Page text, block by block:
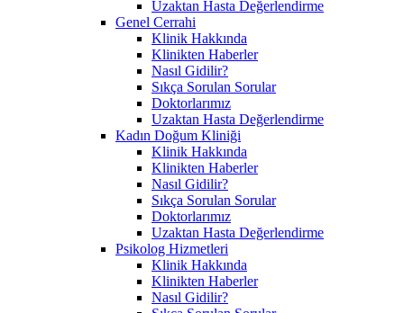
Uzaktan Hasta Değerlendirme
Genel Cerrahi
Klinik Hakkında
Klinikten Haberler
Nasıl Gidilir?
Sıkça Sorulan Sorular
Doktorlarımız
Uzaktan Hasta Değerlendirme
Kadın Doğum Kliniği
Klinik Hakkında
Klinikten Haberler
Nasıl Gidilir?
Sıkça Sorulan Sorular
Doktorlarımız
Uzaktan Hasta Değerlendirme
Psikolog Hizmetleri
Klinik Hakkında
Klinikten Haberler
Nasıl Gidilir?